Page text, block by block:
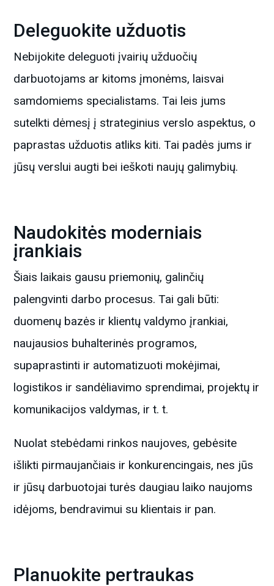
Deleguokite užduotis
Nebijokite deleguoti įvairių užduočių
darbuotojams ar kitoms įmonėms, laisvai
samdomiems specialistams. Tai leis jums
sutelkti dėmesį į strateginius verslo aspektus, o
paprastas užduotis atliks kiti. Tai padės jums ir
jūsų verslui augti bei ieškoti naujų galimybių.
Naudokitės moderniais
įrankiais
Šiais laikais gausu priemonių, galinčių
palengvinti darbo procesus. Tai gali būti:
duomenų bazės ir klientų valdymo įrankiai,
naujausios buhalterinės programos,
supaprastinti ir automatizuoti mokėjimai,
logistikos ir sandėliavimo sprendimai, projektų ir
komunikacijos valdymas, ir t. t.
Nuolat stebėdami rinkos naujoves, gebėsite
išlikti pirmaujančiais ir konkurencingais, nes jūs
ir jūsų darbuotojai turės daugiau laiko naujoms
idėjoms, bendravimui su klientais ir pan.
Planuokite pertraukas